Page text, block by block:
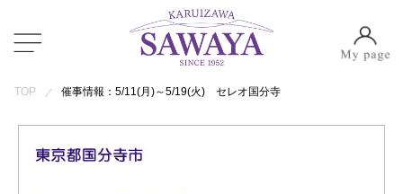
TOP 催事情報：5/11(月)～5/19(火) セレオ国分寺